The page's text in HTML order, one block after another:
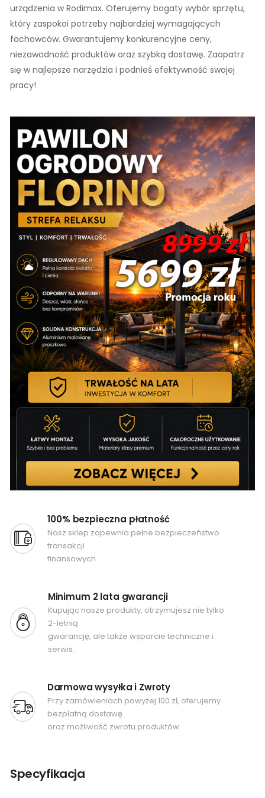
urządzenia w Rodimax. Oferujemy bogaty wybór sprzętu,
który zaspokoi potrzeby najbardziej wymagających
fachowców. Gwarantujemy konkurencyjne ceny,
niezawodność produktów oraz szybką dostawę. Zaopatrz
się w najlepsze narzędzia i podnieś efektywność swojej
pracy!
100% bezpieczna płatność
Nasz sklep zapewnia pełne bezpieczeństwo
transakcji
finansowych.
Minimum 2 lata gwarancji
Kupując nasze produkty, otrzymujesz nie tylko
2-letnią
gwarancję, ale także wsparcie techniczne i
serwis.
Darmowa wysyłka i Zwroty
Przy zamówieniach powyżej 100 zł, oferujemy
bezpłatną dostawę
oraz możliwość zwrotu produktów.
Specyfikacja